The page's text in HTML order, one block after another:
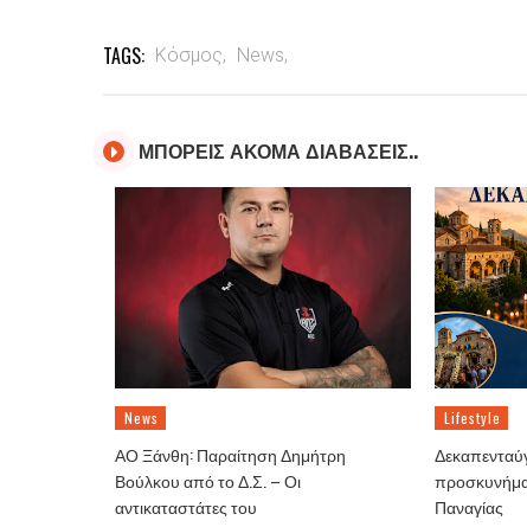
TAGS: Κόσμος, News,
ΜΠΟΡΕΙΣ ΑΚΟΜΑ ΔΙΑΒΑΣΕΙΣ..
News
ΑΟ Ξάνθη: Παραίτηση Δημήτρη
Βούλκου από το Δ.Σ. – Οι
αντικαταστάτες του
Lifestyle
Παναγίας